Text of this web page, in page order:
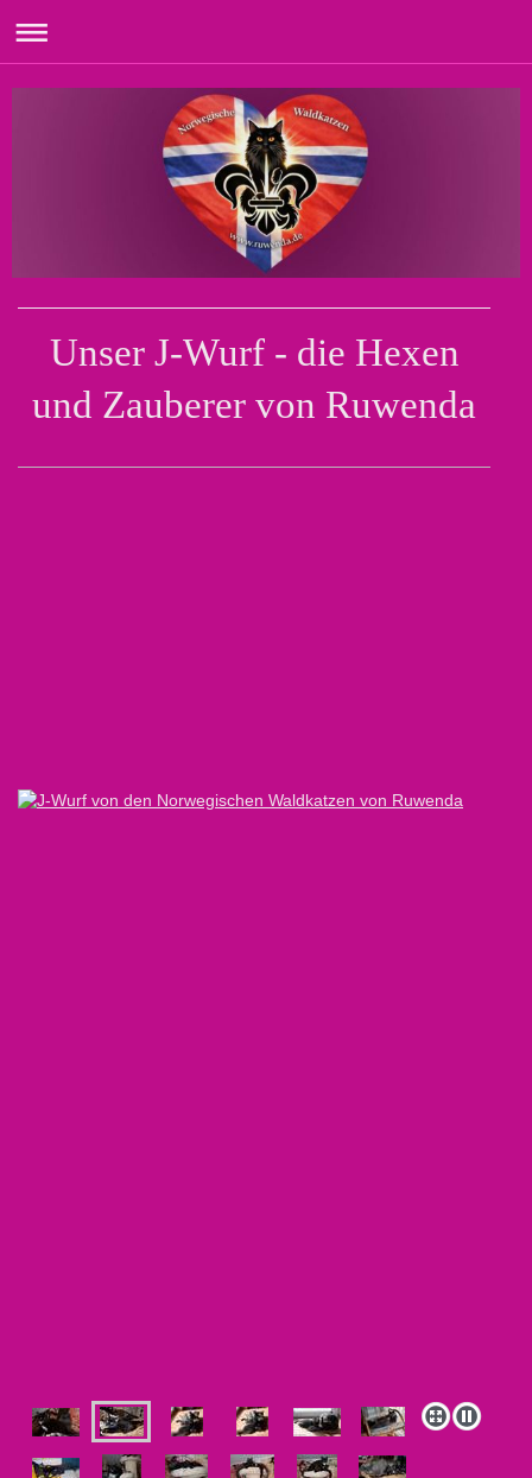
Unser J-Wurf - die Hexen
und Zauberer von Ruwenda